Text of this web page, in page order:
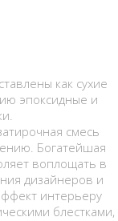
как сухие
эпоксидные и
смесь
Богатейшая
воплощать в
дизайнеров и
интерьеру
блестками,